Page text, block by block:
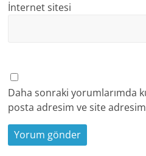
İnternet sitesi
Daha sonraki yorumlarımda
posta adresim ve site